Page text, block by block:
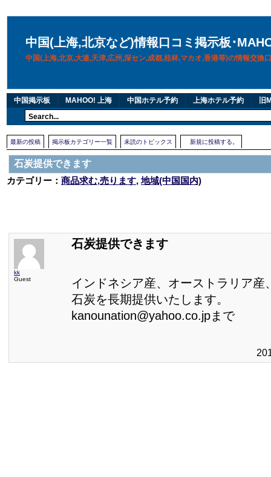
中国(上海,北京など)情報口コミ掲示板･
中国(上海,北京,大連,天津,広州,深セン,成都,桂林,マカオ,香港等)の情報交換
中国掲示板 MAHOO! 上海 中国ホテル予約 上海ホテル予約 旧
最新の投稿 掲示板カテゴリー一覧 未読のトピックス 新規に投稿する。
石炭提供できます
カテゴリー： 商品求む,売ります,地域(中国国内)
kk
Guest
石炭提供できます
インドネシア産、オーストラリア産
石炭を長期提供いたします。
kanounation@yahoo.co.jpまで